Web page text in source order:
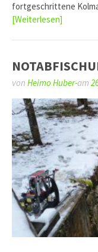
fortgeschrittene
[Weiterlesen]
von Heimo Huber-am